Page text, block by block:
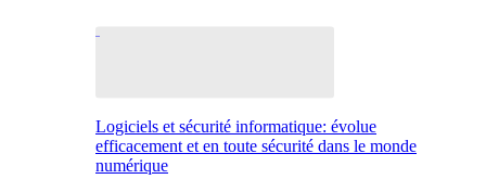
Logiciels et sécurité informatique: évolue
efficacement et en toute sécurité dans le monde
numérique